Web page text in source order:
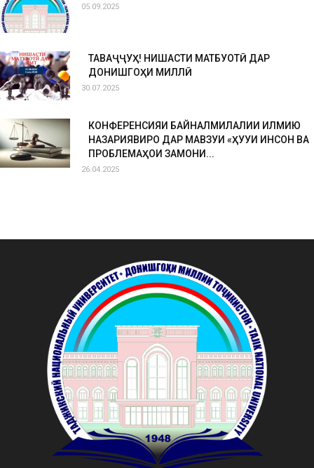
05.09.2025
ТАВАҶҶУҲ! НИШАСТИ МАТБУОТӢ ДАР
ДОНИШГОҲИ МИЛЛӢ
30.07.2025
КОНФЕРЕНСИЯИ БАЙНАЛМИЛАЛИИ ИЛМИЮ
НАЗАРИЯВИРО ДАР МАВЗУИ «ҲУҚУҚИ ИНСОН ВА
ПРОБЛЕМАҲОИ ЗАМОНИ...
26.04.2025